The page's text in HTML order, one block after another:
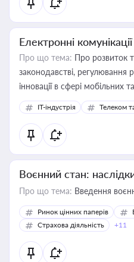
Електронні комунікації
Про що тема: Про розвиток
законодавстві, регулювання
інновації в сфері мобільних
IT-індустрія Телеком
Воєнний стан:
Про що тема: Введення
Ринок цінних паперів
Страхова діяльність
+11